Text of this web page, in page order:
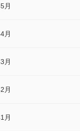
月
月
月
月
月